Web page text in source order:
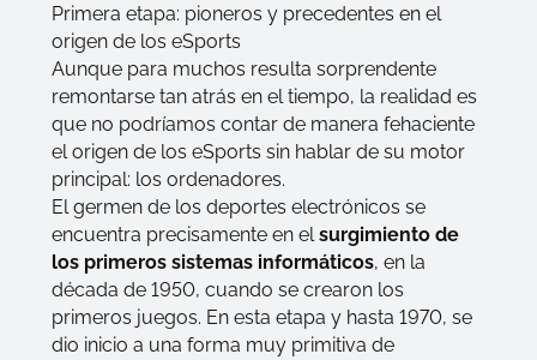
Primera etapa: pioneros y precedentes en el
origen de los eSports
Aunque para muchos resulta sorprendente
remontarse tan atrás en el tiempo, la realidad es
que no podríamos contar de manera fehaciente
el origen de los eSports sin hablar de su motor
principal: los ordenadores.
El germen de los deportes electrónicos se
encuentra precisamente en elsurgimiento de
los primeros sistemas informáticos, en la
década de 1950, cuando se crearon los
primeros juegos. En esta etapa y hasta 1970, se
dio inicio a una forma muy primitiva de